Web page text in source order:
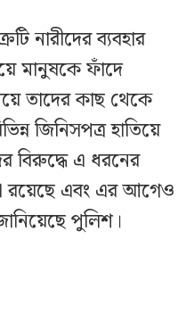
নারীদের ব্যবহার
মানুষকে ফাঁদে
তাদের কাছ থেকে
জিনিসপত্র হাতিয়ে
বিরুদ্ধে এ ধরনের
রয়েছে এবং এর আগেও
পুলিশ।